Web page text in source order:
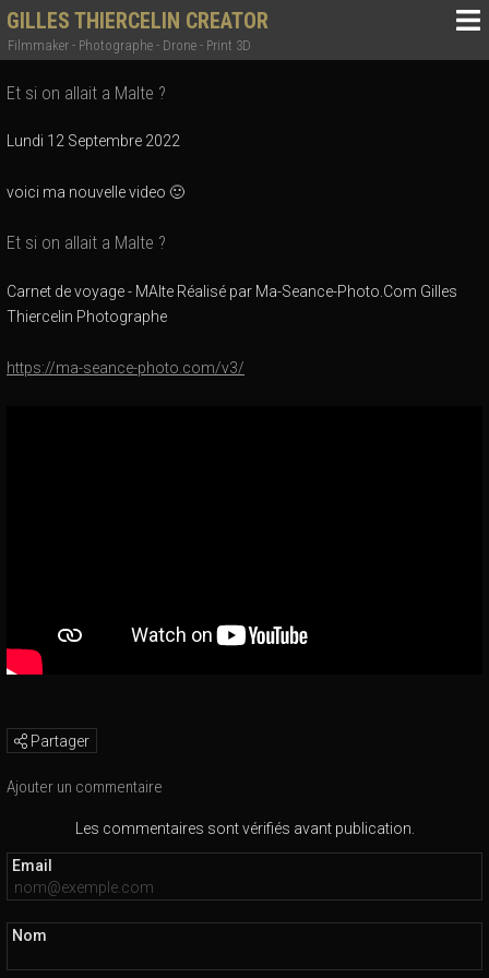
GILLES THIERCELIN CREATOR
Filmmaker - Photographe - Drone - Print 3D
Et si on allait a Malte ?
Lundi 12 Septembre 2022
voici ma nouvelle video 🙂
Et si on allait a Malte ?
Carnet de voyage - MAlte Réalisé par Ma-Seance-Photo.Com Gilles
Thiercelin Photographe
https://ma-seance-photo.com/v3/
Partager
Ajouter un commentaire
Les commentaires sont vérifiés avant publication.
Email
Nom